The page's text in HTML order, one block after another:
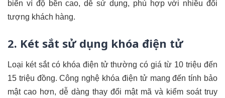
biến vì độ bền cao, dễ sử dụng, phù hợp với nhiều đối
tượng khách hàng.
2. Két sắt sử dụng khóa điện tử
Loại két sắt có khóa điện tử thường có giá từ 10 triệu đến
15 triệu đồng. Công nghệ khóa điện tử mang đến tính bảo
mật cao hơn, dễ dàng thay đổi mật mã và kiểm soát truy